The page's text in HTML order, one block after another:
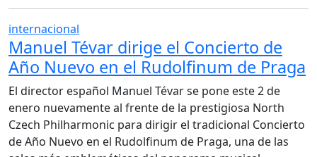
internacional
Manuel Tévar dirige el Concierto de
Año Nuevo en el Rudolfinum de Praga
El director español Manuel Tévar se pone este 2 de
enero nuevamente al frente de la prestigiosa North
Czech Philharmonic para dirigir el tradicional Concierto
de Año Nuevo en el Rudolfinum de Praga, una de las